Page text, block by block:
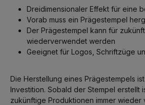
Dreidimensionaler Effekt für eine
Vorab muss ein Prägestempel
Der Prägestempel kann für
wiederverwendet werden
Geeignet für Logos, Schriftzüge
Die Herstellung eines Prägestempels
Investition. Sobald der Stempel erstellt
zukünftige Produktionen immer wieder